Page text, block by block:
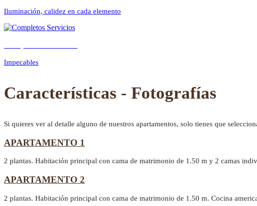
Iluminación, calidez en cada elemento
Impecables
Características - Fotografías
Si quieres ver al detalle alguno de nuestros apartamentos, solo tienes que
APARTAMENTO 1
2 plantas. Habitación principal con cama de matrimonio de 1.50 m y 2 camas
APARTAMENTO 2
2 plantas. Habitación principal con cama de matrimonio de 1.50 m. Cocina